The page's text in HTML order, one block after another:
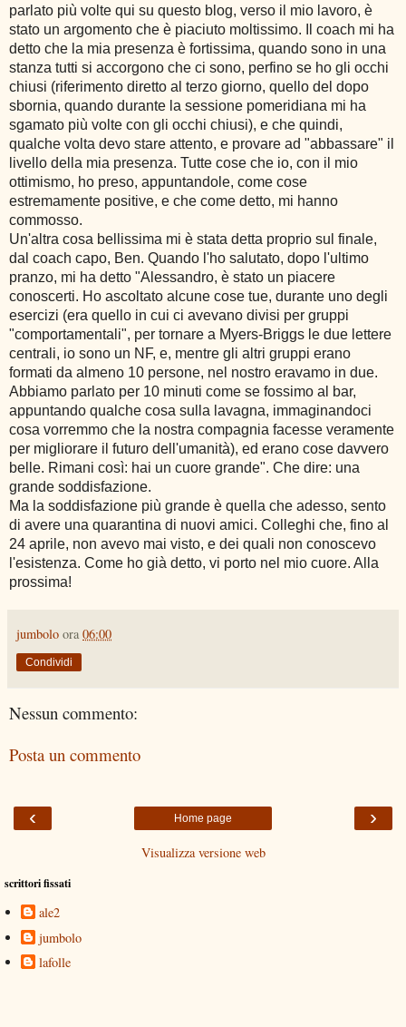
parlato più volte qui su questo blog, verso il mio lavoro, è
stato un argomento che è piaciuto moltissimo. Il coach mi ha
detto che la mia presenza è fortissima, quando sono in una
stanza tutti si accorgono che ci sono, perfino se ho gli occhi
chiusi (riferimento diretto al terzo giorno, quello del dopo
sbornia, quando durante la sessione pomeridiana mi ha
sgamato più volte con gli occhi chiusi), e che quindi,
qualche volta devo stare attento, e provare ad "abbassare" il
livello della mia presenza. Tutte cose che io, con il mio
ottimismo, ho preso, appuntandole, come cose
estremamente positive, e che come detto, mi hanno
commosso.
Un'altra cosa bellissima mi è stata detta proprio sul finale,
dal coach capo, Ben. Quando l'ho salutato, dopo l'ultimo
pranzo, mi ha detto "Alessandro, è stato un piacere
conoscerti. Ho ascoltato alcune cose tue, durante uno degli
esercizi (era quello in cui ci avevano divisi per gruppi
"comportamentali", per tornare a Myers-Briggs le due lettere
centrali, io sono un NF, e, mentre gli altri gruppi erano
formati da almeno 10 persone, nel nostro eravamo in due.
Abbiamo parlato per 10 minuti come se fossimo al bar,
appuntando qualche cosa sulla lavagna, immaginandoci
cosa vorremmo che la nostra compagnia facesse veramente
per migliorare il futuro dell'umanità), ed erano cose davvero
belle. Rimani così: hai un cuore grande". Che dire: una
grande soddisfazione.
Ma la soddisfazione più grande è quella che adesso, sento
di avere una quarantina di nuovi amici. Colleghi che, fino al
24 aprile, non avevo mai visto, e dei quali non conoscevo
l'esistenza. Come ho già detto, vi porto nel mio cuore. Alla
prossima!
jumbolo ora 06:00
Condividi
Nessun commento:
Posta un commento
‹ ›
Home page
Visualizza versione web
scrittori fissati
ale2
jumbolo
lafolle